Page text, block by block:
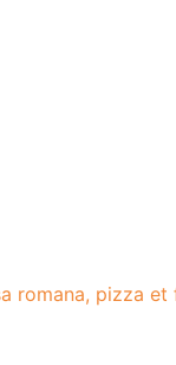
romana, pizza et